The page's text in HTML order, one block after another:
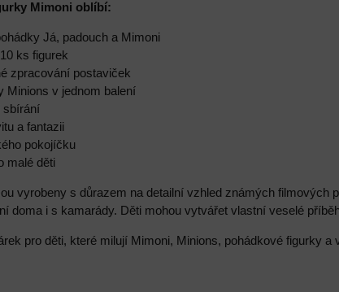
Mimoni oblíbí:
Já, padouch a Mimoni
ks figurek
zpracování postaviček
Minions v jednom balení
sbírání
a fantazii
pokojíčku
malé děti
vyrobeny s důrazem na detailní vzhled známých filmových
doma i s kamarády. Děti mohou vytvářet vlastní veselé
pro děti, které milují Mimoni, Minions, pohádkové figurky a